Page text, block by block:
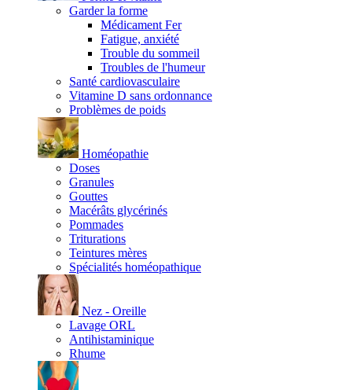
Garder la forme
Médicament Fer
Fatigue, anxiété
Trouble du sommeil
Troubles de l'humeur
Santé cardiovasculaire
Vitamine D sans ordonnance
Problèmes de poids
Homéopathie
Doses
Granules
Gouttes
Macérâts glycérinés
Pommades
Triturations
Teintures mères
Spécialités homéopathique
Nez - Oreille
Lavage ORL
Antihistaminique
Rhume